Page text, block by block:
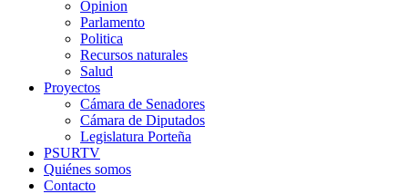
Opinion
Parlamento
Politica
Recursos naturales
Salud
Proyectos
Cámara de Senadores
Cámara de Diputados
Legislatura Porteña
PSURTV
Quiénes somos
Contacto